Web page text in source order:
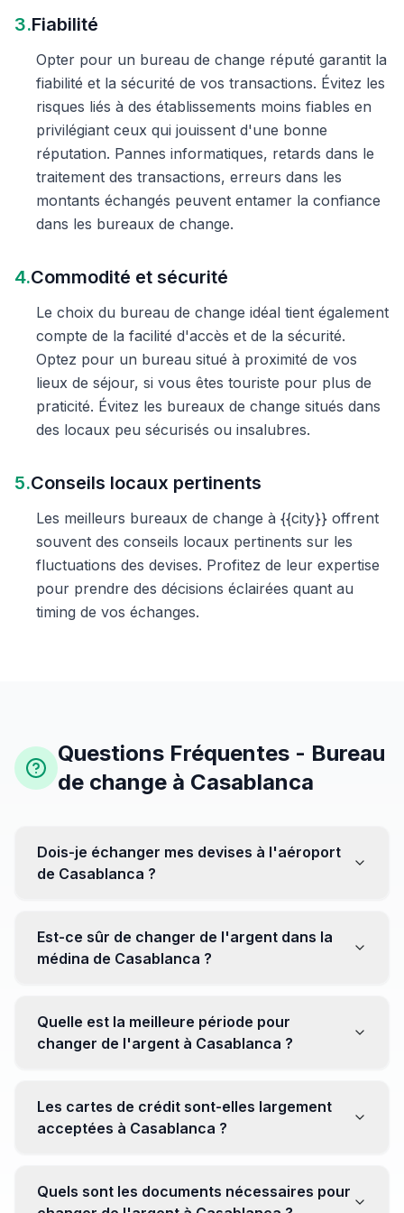
3.Fiabilité
Opter pour un bureau de change réputé garantit la
fiabilité et la sécurité de vos transactions. Évitez les
risques liés à des établissements moins fiables en
privilégiant ceux qui jouissent d'une bonne
réputation. Pannes informatiques, retards dans le
traitement des transactions, erreurs dans les
montants échangés peuvent entamer la confiance
dans les bureaux de change.
4.Commodité et sécurité
Le choix du bureau de change idéal tient également
compte de la facilité d'accès et de la sécurité.
Optez pour un bureau situé à proximité de vos
lieux de séjour, si vous êtes touriste pour plus de
praticité. Évitez les bureaux de change situés dans
des locaux peu sécurisés ou insalubres.
5.Conseils locaux pertinents
Les meilleurs bureaux de change à {{city}} offrent
souvent des conseils locaux pertinents sur les
fluctuations des devises. Profitez de leur expertise
pour prendre des décisions éclairées quant au
timing de vos échanges.
Questions Fréquentes - Bureau
de change à Casablanca
Dois-je échanger mes devises à l'aéroport
de Casablanca ?
être moins avantageux. Orientez-vous plutôt vers les
bureaux de change en ville pour obtenir de meilleurs
Est-ce sûr de changer de l'argent dans la
médina de Casablanca ?
établissements réputés pour éviter les surprises.
Quelle est la meilleure période pour
changer de l'argent à Casablanca ?
soyez attentif aux fluctuations pour maximiser la valeur
de vos devises.
Les cartes de crédit sont-elles largement
acceptées à Casablanca ?
Cependant, avoir un peu de monnaie locale peut être
Quels sont les documents nécessaires pour